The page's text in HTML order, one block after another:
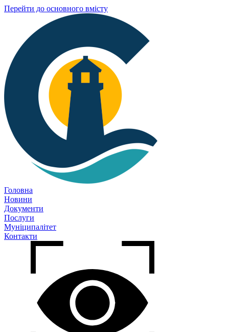
Перейти до основного вмісту
Головна
Новини
Документи
Послуги
Муніципалітет
Контакти